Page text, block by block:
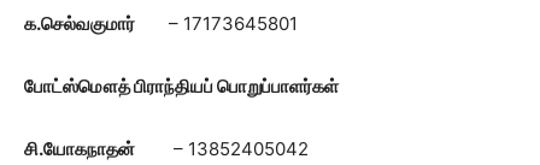
க.செல்வகுமார் – 17173645801
போட்ஸ்மௌத் பிராந்தியப் பொறுப்பாளர்கள்
சி.யோகநாதன் – 13852405042